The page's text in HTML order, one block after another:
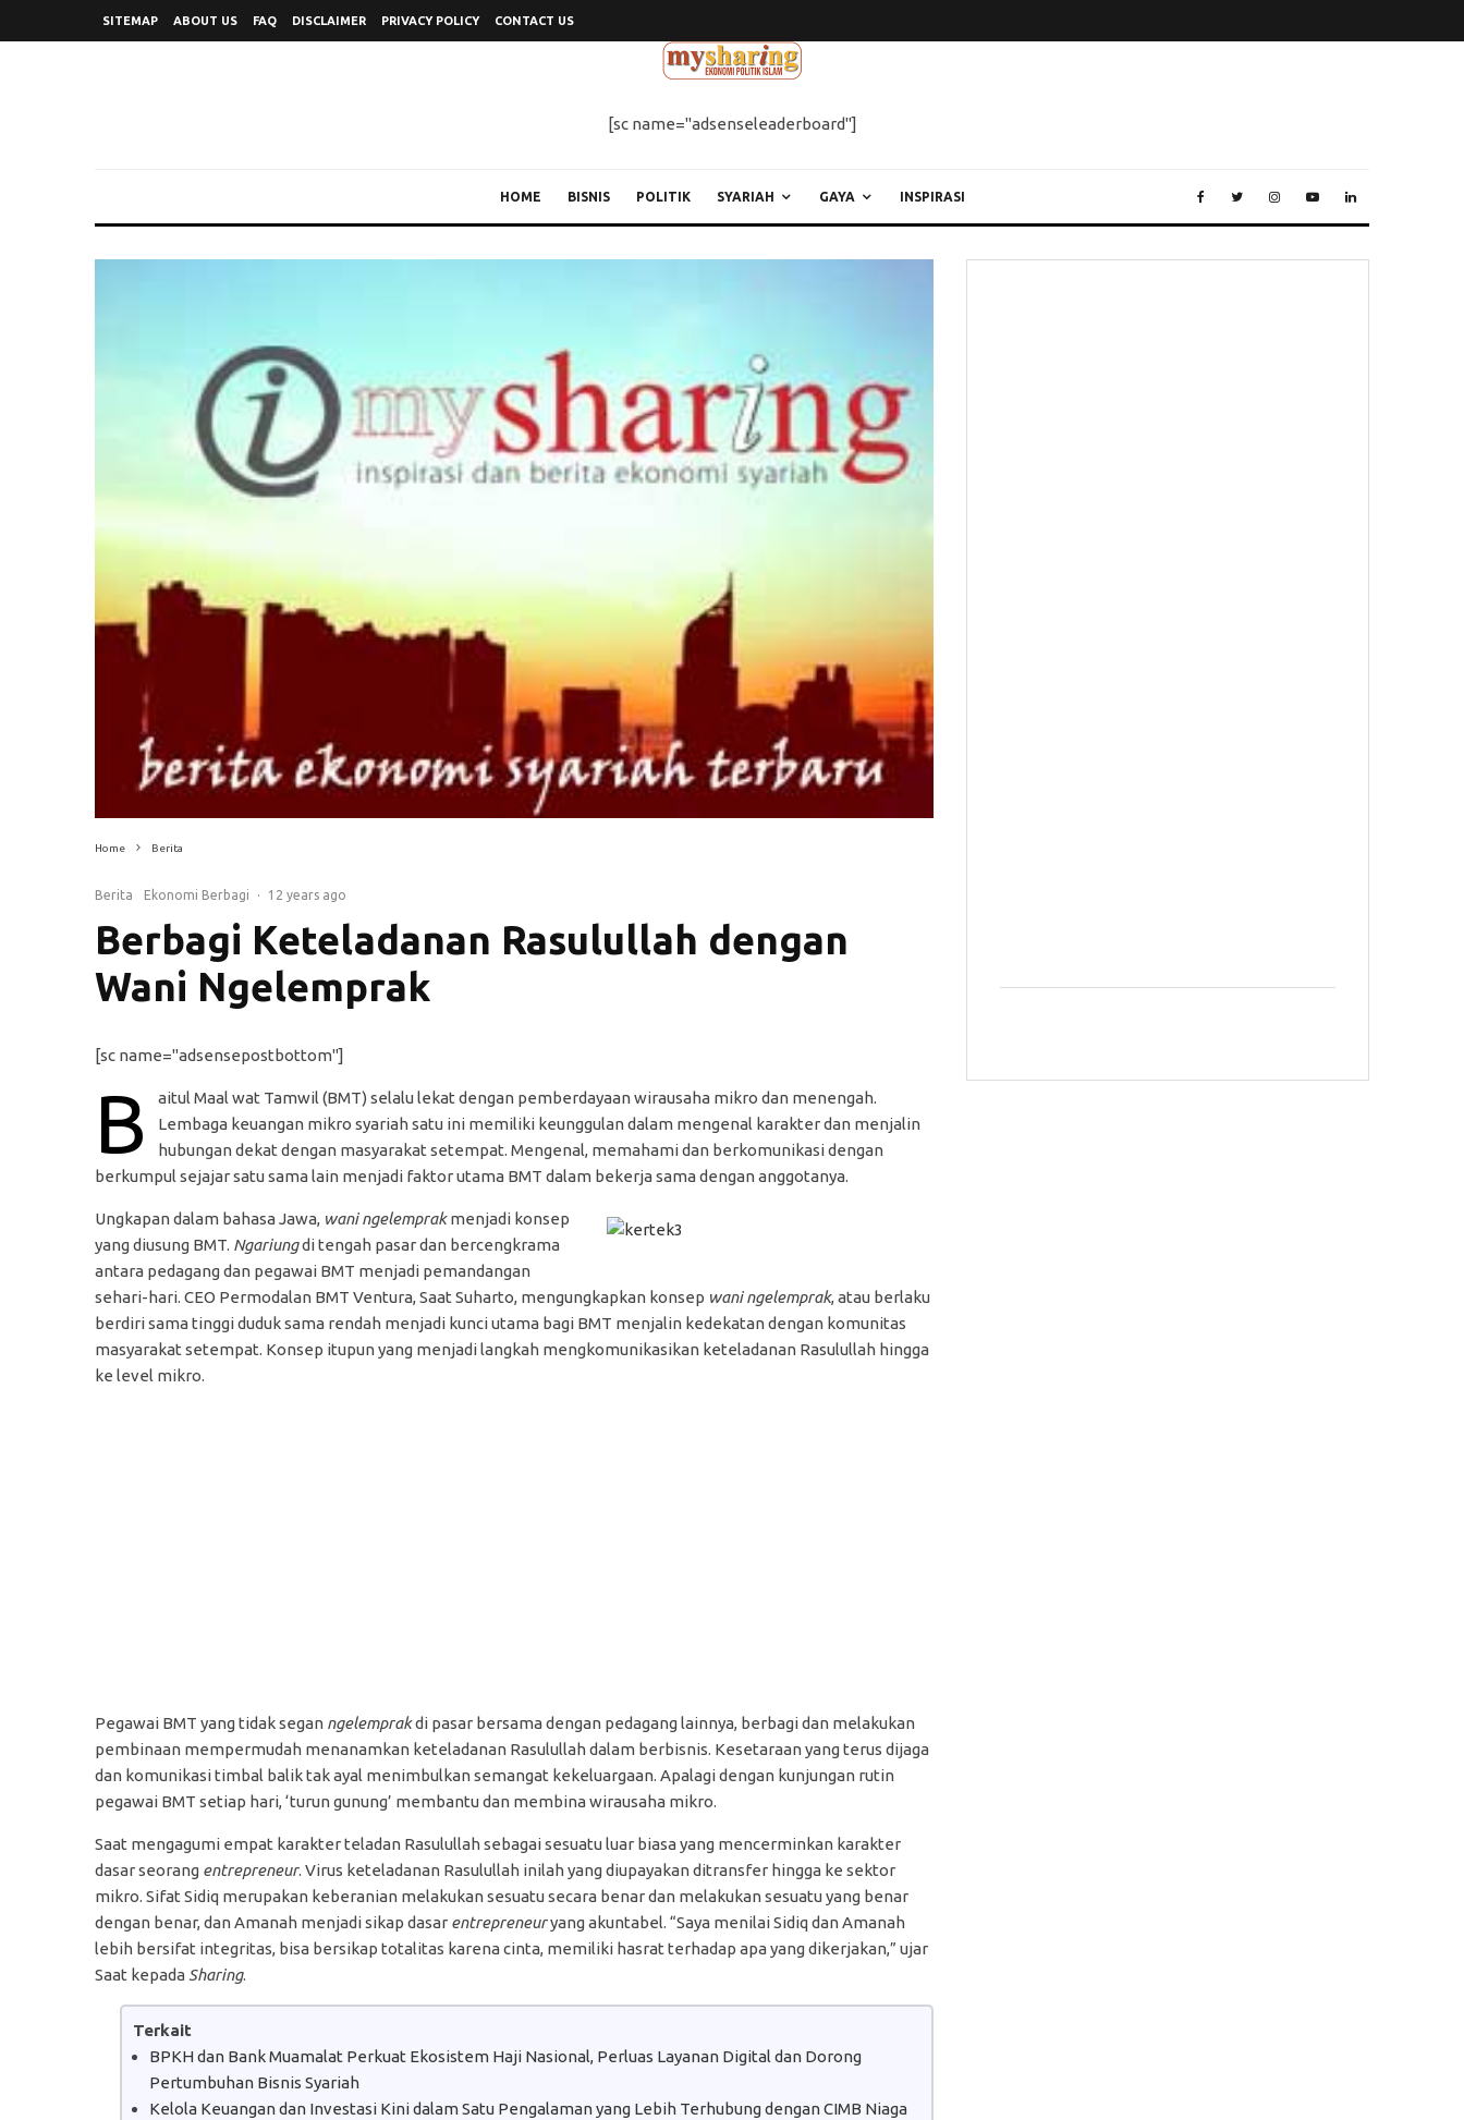
SITEMAP ABOUT US FAQ DISCLAIMER PRIVACY POLICY CONTACT US
[sc name="adsenseleaderboard"]
HOME BISNIS POLITIK SYARIAH GAYA INSPIRASI
Home Berita
Berita Ekonomi Berbagi · 12 years ago
Berbagi Keteladanan Rasulullah dengan
Wani Ngelemprak
[sc name="adsensepostbottom"]
B
aitul Maal wat Tamwil (BMT) selalu lekat dengan pemberdayaan wirausaha mikro dan menengah.
Lembaga keuangan mikro syariah satu ini memiliki keunggulan dalam mengenal karakter dan menjalin
hubungan dekat dengan masyarakat setempat. Mengenal, memahami dan berkomunikasi dengan
berkumpul sejajar satu sama lain menjadi faktor utama BMT dalam bekerja sama dengan anggotanya.
Ungkapan dalam bahasa Jawa, wani ngelemprakmenjadi konsep
yang diusung BMT. Ngariungdi tengah pasar dan bercengkrama
antara pedagang dan pegawai BMT menjadi pemandangan
sehari-hari. CEO Permodalan BMT Ventura, Saat Suharto, mengungkapkan konsep wani ngelemprak, atau berlaku
berdiri sama tinggi duduk sama rendah menjadi kunci utama bagi BMT menjalin kedekatan dengan komunitas
masyarakat setempat. Konsep itupun yang menjadi langkah mengkomunikasikan keteladanan Rasulullah hingga
ke level mikro.
Pegawai BMT yang tidak segan ngelemprakdi pasar bersama dengan pedagang lainnya, berbagi dan melakukan
pembinaan mempermudah menanamkan keteladanan Rasulullah dalam berbisnis. Kesetaraan yang terus dijaga
dan komunikasi timbal balik tak ayal menimbulkan semangat kekeluargaan. Apalagi dengan kunjungan rutin
pegawai BMT setiap hari, ‘turun gunung’ membantu dan membina wirausaha mikro.
Saat mengagumi empat karakter teladan Rasulullah sebagai sesuatu luar biasa yang mencerminkan karakter
dasar seorang entrepreneur. Virus keteladanan Rasulullah inilah yang diupayakan ditransfer hingga ke sektor
mikro. Sifat Sidiq merupakan keberanian melakukan sesuatu secara benar dan melakukan sesuatu yang benar
dengan benar, dan Amanah menjadi sikap dasar entrepreneuryang akuntabel. “Saya menilai Sidiq dan Amanah
lebih bersifat integritas, bisa bersikap totalitas karena cinta, memiliki hasrat terhadap apa yang dikerjakan,” ujar
Saat kepada Sharing.
Terkait
BPKH dan Bank Muamalat Perkuat Ekosistem Haji Nasional, Perluas Layanan Digital dan Dorong
Pertumbuhan Bisnis Syariah
Kelola Keuangan dan Investasi Kini dalam Satu Pengalaman yang Lebih Terhubung dengan CIMB Niaga